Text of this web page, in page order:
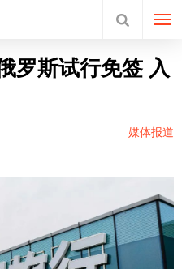
罗斯试行免签 入
媒体报道